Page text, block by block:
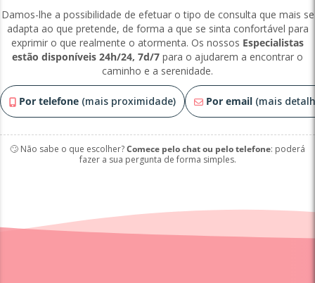
Damos-lhe a possibilidade de efetuar o tipo de consulta que mais se
adapta ao que pretende, de forma a que se sinta confortável para
exprimir o que realmente o atormenta. Os nossos Especialistas
estão disponíveis 24h/24, 7d/7 para o ajudarem a encontrar o
caminho e a serenidade.
Por telefone (mais proximidade) Por email (mais
🙄 Não sabe o que escolher?Comece pelo chat ou pelo telefone: poderá
fazer a sua pergunta de forma simples.